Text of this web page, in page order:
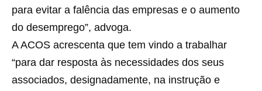
para evitar a falência das empresas e o aumento
do desemprego”, advoga.
A ACOS acrescenta que tem vindo a trabalhar
“para dar resposta às necessidades dos seus
associados, designadamente, na instrução e